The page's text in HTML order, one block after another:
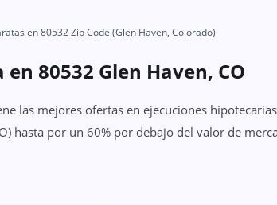
en 80532 Zip Code (Glen Haven, Colorado)
80532 Glen Haven, CO
las mejores ofertas en ejecuciones
hasta por un 60% por debajo del valor de